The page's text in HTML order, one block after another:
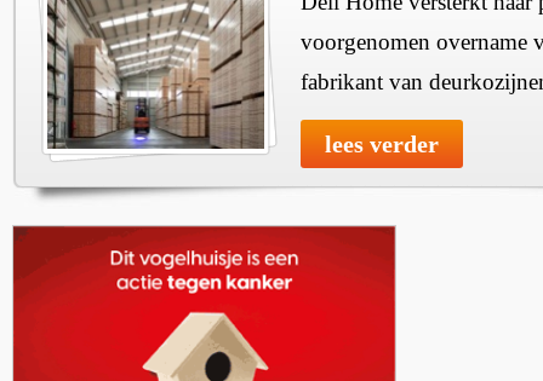
voorgenomen overname
fabrikant van
lees verder